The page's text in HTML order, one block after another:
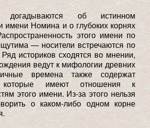
об истинном
имени Номина и о глубоких корнях
этого имени по
— носители встречаются по
историков сходятся во мнении,
ведут к мифологии древних
времена также содержат
которые имеют отношения к
этого имени. Из-за этого нельзя
о каком-либо одном корне